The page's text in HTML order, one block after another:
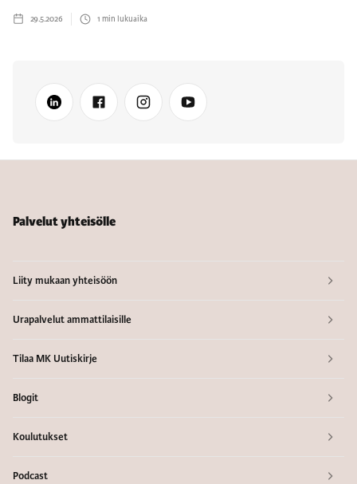
29.5.2026 1 min lukuaika
Palvelut yhteisölle
Liity mukaan yhteisöön
Urapalvelut ammattilaisille
Tilaa MK Uutiskirje
Blogit
Koulutukset
Podcast